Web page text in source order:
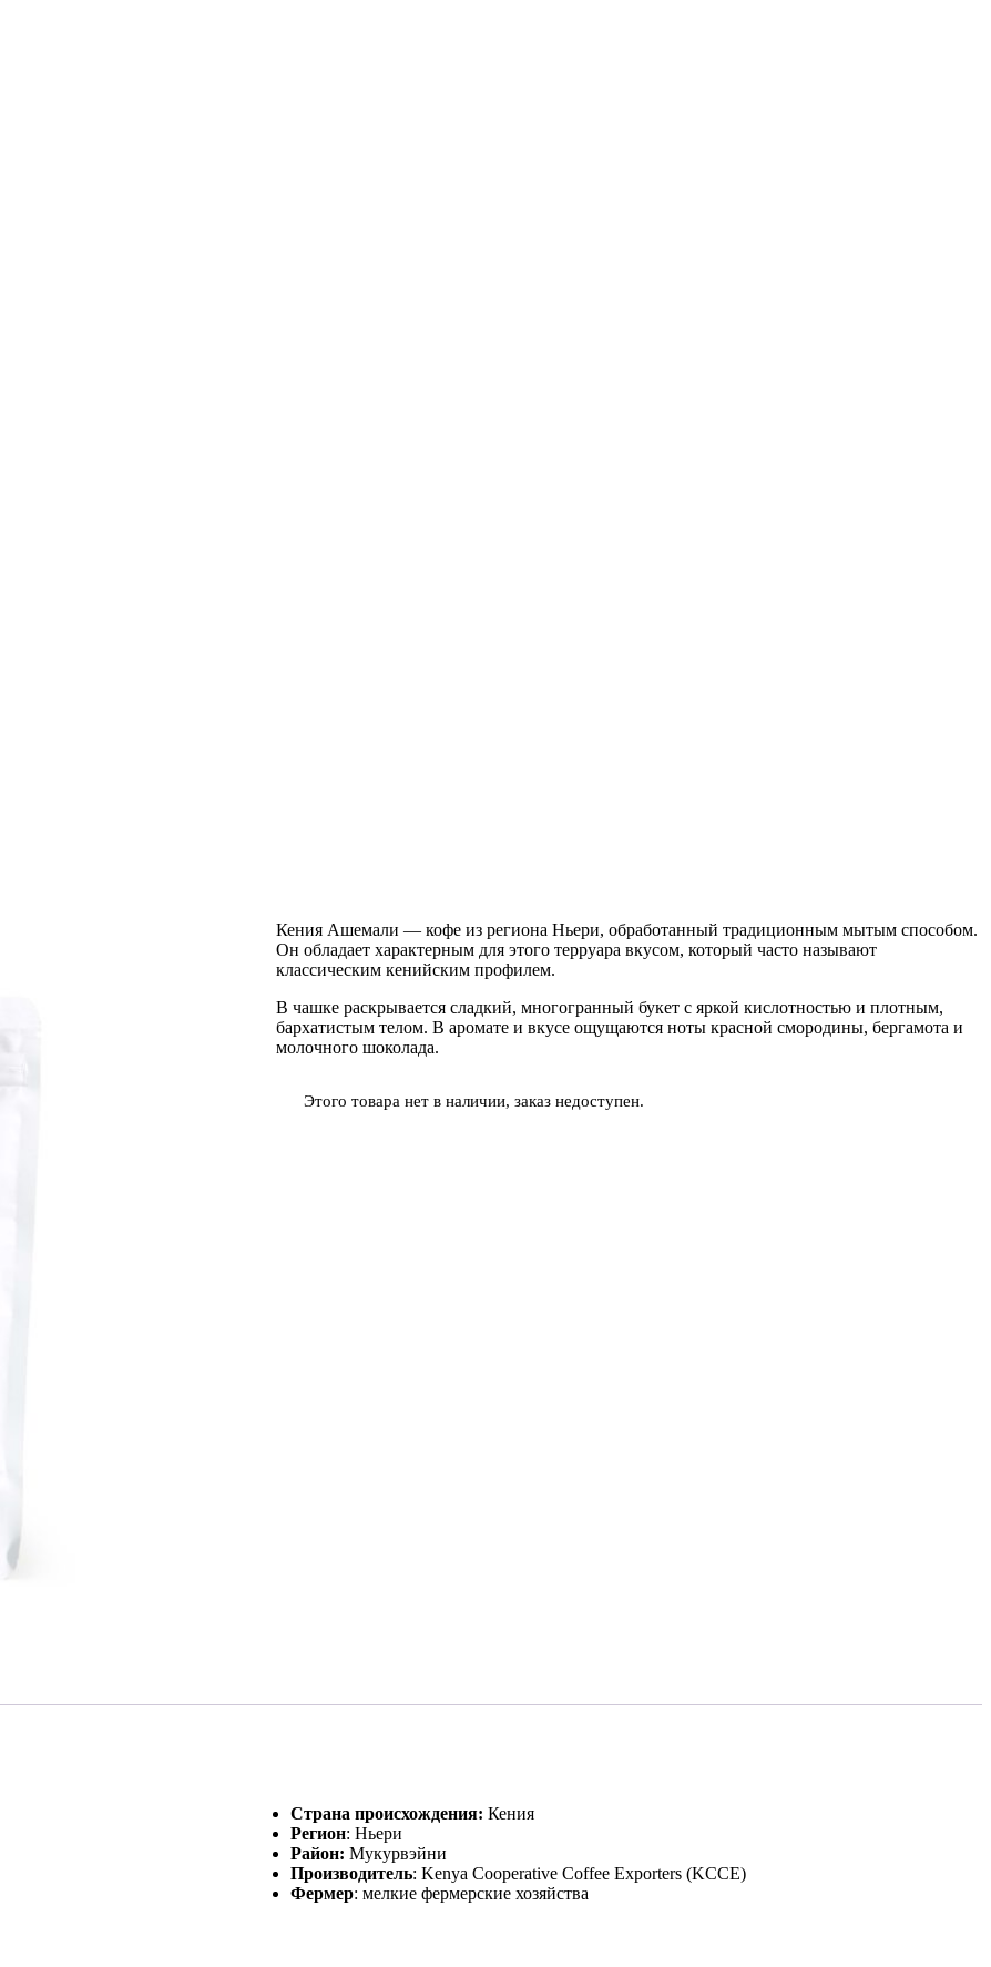
Кения Ашемали — кофе из региона Ньери, обработанный традиционным мытым способом.
Он обладает характерным для этого терруара вкусом, который часто называют
классическим кенийским профилем.
В чашке раскрывается сладкий, многогранный букет с яркой кислотностью и плотным,
бархатистым телом. В аромате и вкусе ощущаются ноты красной смородины, бергамота и
молочного шоколада.
Этого товара нет в наличии, заказ недоступен.
Страна происхождения: Кения
Регион: Ньери
Район: Мукурвэйни
Производитель: Kenya Cooperative Coffee Exporters (KCCE)
Фермер: мелкие фермерские хозяйства